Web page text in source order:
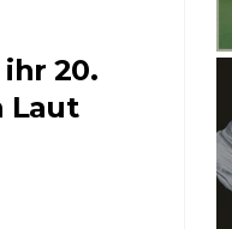
ihr 20.
Laut